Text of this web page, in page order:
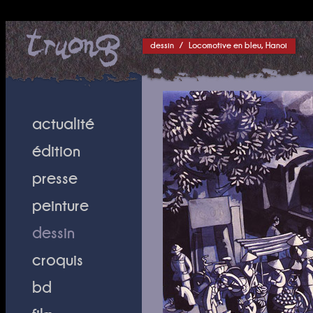
dessin / Locomotive en bleu, Hanoi
actualité
édition
presse
peinture
dessin
croquis
bd